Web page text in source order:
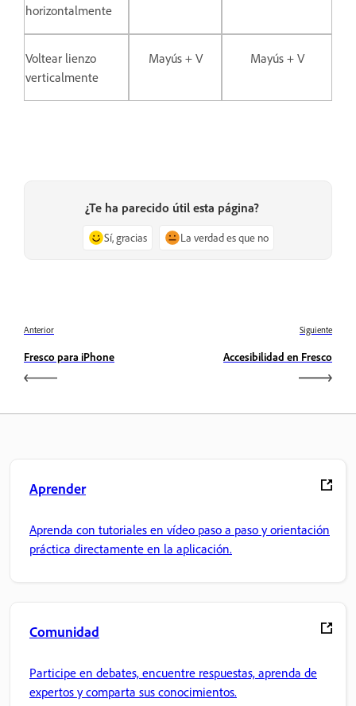
horizontalmente
Voltear lienzo
verticalmente
Mayús + V Mayús + V
¿Te ha parecido útil esta página?
Sí, gracias La verdad es que no
Anterior
Fresco para iPhone
Siguiente
Accesibilidad en Fresco
Aprender
Aprenda con tutoriales en vídeo paso a paso y orientación
práctica directamente en la aplicación.
Comunidad
Participe en debates, encuentre respuestas, aprenda de
expertos y comparta sus conocimientos.